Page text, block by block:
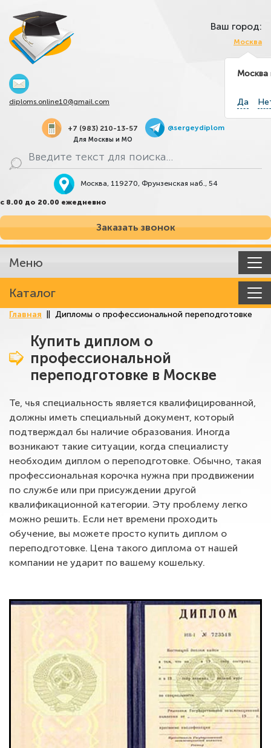
Ваш город:
Москва
Москва
Да
Meню
diploms.online10@gmail.com
+7 (983) 210-13-57
Для Москвы и МО
@sergeydiplom
Москва, 119270, Фрунзенская наб., 54
с 8.00 до 20.00 ежедневно
Заказать звонок
Каталог
Главная Дипломы о профессиональной переподготовке
Купить диплом о
профессиональной
переподготовке в Москве
Те, чья специальность является квалифицированной,
должны иметь специальный документ, который
подтверждал бы наличие образования. Иногда
возникают такие ситуации, когда специалисту
необходим диплом о переподготовке. Обычно, такая
профессиональная корочка нужна при продвижении
по службе или при присуждении другой
квалификационной категории. Эту проблему легко
можно решить. Если нет времени проходить
обучение, вы можете просто купить диплом о
переподготовке. Цена такого диплома от нашей
компании не ударит по вашему кошельку.